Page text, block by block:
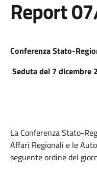
Report
Conferenza Stato-
Seduta del 7 dicembre
La Conferenza Stato-
Affari Regionali e le
seguente ordine del